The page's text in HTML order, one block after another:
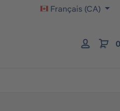
Français (CA)